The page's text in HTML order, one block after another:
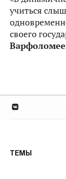
учиться
своего
ТЕМЫ